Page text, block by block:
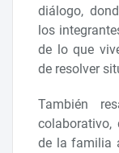
diálogo,
los
de lo que
de resolver
También
colaborativo,
de la familia